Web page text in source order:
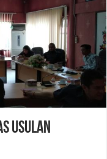
Usulan